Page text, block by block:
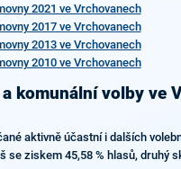
2021 ve Vrchovanech
2017 ve Vrchovanech
2013 ve Vrchovanech
2010 ve Vrchovanech
komunální volby ve
aktivně účastní i dalších
se ziskem 45,58 % hlasů, druhý